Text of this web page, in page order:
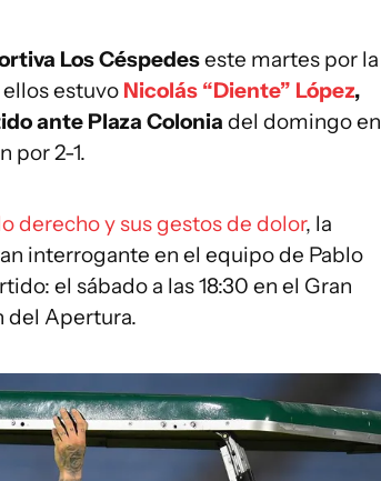
Los Céspedeseste martes por la
estuvo Nicolás “Diente” López,
ante Plaza Colonia del domingo en
por 2-1.
derecho y sus gestos de dolor, la
interrogante en el equipo de Pablo
el sábado a las 18:30 en el Gran
del Apertura.